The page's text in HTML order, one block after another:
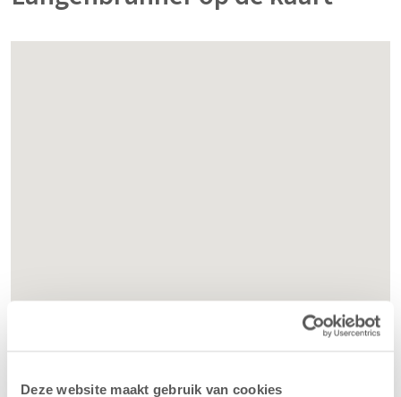
Deze website maakt gebruik van cookies